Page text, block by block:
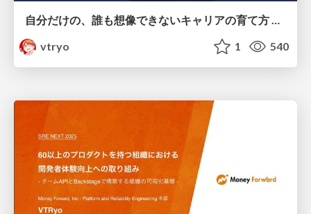
自分だけの、誰も想像できないキャリアの育て方 〜偶然から始めるキャリアプラン〜 / Career planning starting by luckly v2
vtryo
1 540